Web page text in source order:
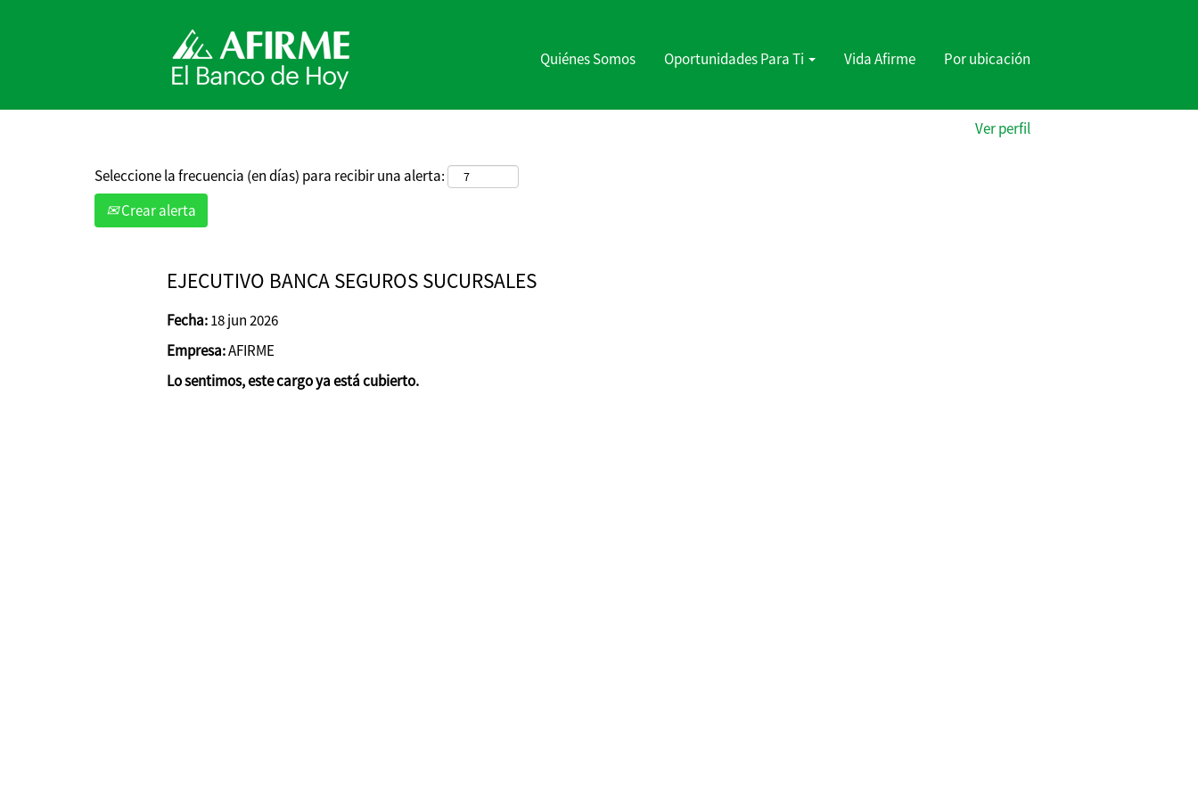
Quiénes Somos Oportunidades Para Ti Vida Afirme Por ubicación
Ver perfil
Buscar por palabra clave
Seleccione la frecuencia (en días) para recibir una alerta:
Crear alerta
EJECUTIVO BANCA SEGUROS SUCURSALES
Fecha:18 jun 2026
Empresa:AFIRME
Lo sentimos, este cargo ya está cubierto.